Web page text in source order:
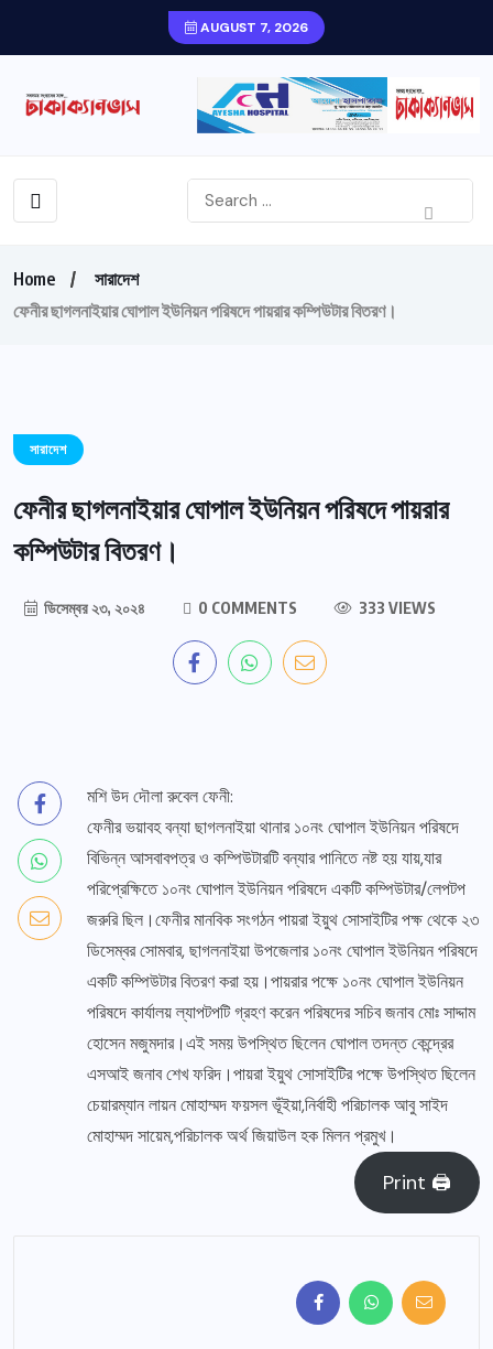
AUGUST 7, 2026
Home
সারাদেশ
ফেনীর ছাগলনাইয়ার ঘোপাল ইউনিয়ন পরিষদে পায়রার কম্পিউটার বিতরণ।
সারাদেশ
ফেনীর ছাগলনাইয়ার ঘোপাল ইউনিয়ন পরিষদে পায়রার
কম্পিউটার বিতরণ।
ডিসেম্বর ২৩, ২০২৪ 0 COMMENTS 333 VIEWS
মশি উদ দৌলা রুবেল ফেনী:
ফেনীর ভয়াবহ বন্যা ছাগলনাইয়া থানার ১০নং ঘোপাল ইউনিয়ন পরিষদে
বিভিন্ন আসবাবপত্র ও কম্পিউটারটি বন্যার পানিতে নষ্ট হয় যায়,যার
পরিপ্রেক্ষিতে ১০নং ঘোপাল ইউনিয়ন পরিষদে একটি কম্পিউটার/লেপটপ
জরুরি ছিল।ফেনীর মানবিক সংগঠন পায়রা ইয়ুথ সোসাইটির পক্ষ থেকে ২৩
ডিসেম্বর সোমবার, ছাগলনাইয়া উপজেলার ১০নং ঘোপাল ইউনিয়ন পরিষদে
একটি কম্পিউটার বিতরণ করা হয়।পায়রার পক্ষে ১০নং ঘোপাল ইউনিয়ন
পরিষদে কার্যালয় ল্যাপটপটি গ্রহণ করেন পরিষদের সচিব জনাব মোঃ সাদ্দাম
হোসেন মজুমদার।এই সময় উপস্থিত ছিলেন ঘোপাল তদন্ত কেন্দ্রের
এসআই জনাব শেখ ফরিদ।পায়রা ইয়ুথ সোসাইটির পক্ষে উপস্থিত ছিলেন
চেয়ারম্যান লায়ন মোহাম্মদ ফয়সল ভূঁইয়া,নির্বাহী পরিচালক আবু সাইদ
মোহাম্মদ সায়েম,পরিচালক অর্থ জিয়াউল হক মিলন প্রমুখ।
Print 🖨